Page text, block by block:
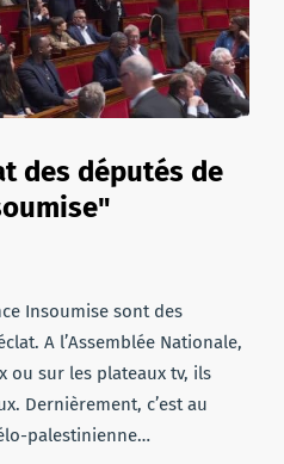
des députés de
Insoumise sont des
A l’Assemblée Nationale,
ou sur les plateaux tv, ils
Dernièrement, c’est au
palestinienne…